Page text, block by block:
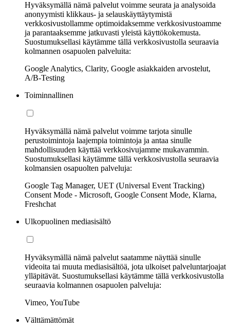
Hyväksymällä nämä palvelut voimme seurata ja analysoida
anonyymisti klikkaus- ja selauskäyttäytymistä
verkkosivustollamme optimoidaksemme verkkosivustoamme
ja parantaaksemme jatkuvasti yleistä käyttökokemusta.
Suostumuksellasi käytämme tällä verkkosivustolla seuraavia
kolmannen osapuolen palveluita:
Google Analytics, Clarity, Google asiakkaiden arvostelut,
A/B-Testing
Toiminnallinen
Hyväksymällä nämä palvelut voimme tarjota sinulle
perustoimintoja laajempia toimintoja ja antaa sinulle
mahdollisuuden käyttää verkkosivujamme mukavammin.
Suostumuksellasi käytämme tällä verkkosivustolla seuraavia
kolmansien osapuolten palveluja:
Google Tag Manager, UET (Universal Event Tracking)
Consent Mode - Microsoft, Google Consent Mode, Klarna,
Freshchat
Ulkopuolinen mediasisältö
Hyväksymällä nämä palvelut saatamme näyttää sinulle
videoita tai muuta mediasisältöä, jota ulkoiset palveluntarjoajat
ylläpitävät. Suostumuksellasi käytämme tällä verkkosivustolla
seuraavia kolmannen osapuolen palveluja:
Vimeo, YouTube
Välttämättömät